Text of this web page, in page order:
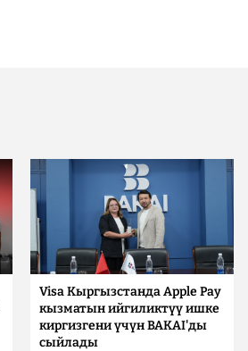
Visa Кыргызстанда Apple Pay
кызматын ийгиликтүү ишке
киргизгени үчүн BAKAI'ды
сыйлады